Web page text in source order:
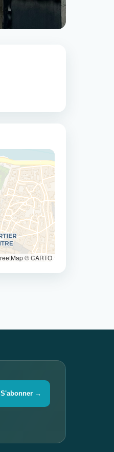
© CARTO
S'abonner →